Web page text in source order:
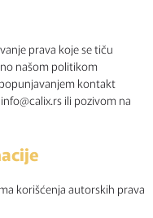
prava koje se tiču
našom politikom
kontakt
ili pozivom na
korišćenja autorskih prava